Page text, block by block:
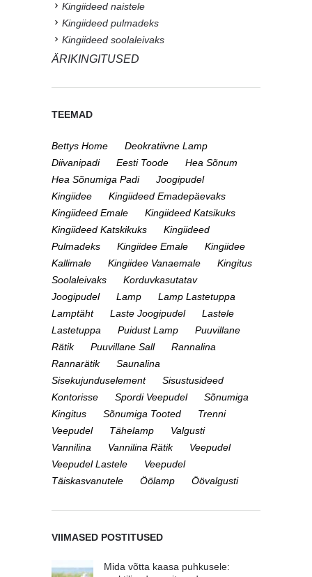
Kingiideed naistele
Kingiideed pulmadeks
Kingiideed soolaleivaks
ÄRIKINGITUSED
TEEMAD
Bettys Home
Deokratiivne Lamp
Diivanipadi
Eesti Toode
Hea Sõnum
Hea Sõnumiga Padi
Joogipudel
Kingiidee
Kingiideed Emadepäevaks
Kingiideed Emale
Kingiideed Katsikuks
Kingiideed Katskikuks
Kingiideed
Pulmadeks
Kingiidee Emale
Kingiidee
Kallimale
Kingiidee Vanaemale
Kingitus
Soolaleivaks
Korduvkasutatav
Joogipudel
Lamp
Lamp Lastetuppa
Lamptäht
Laste Joogipudel
Lastele
Lastetuppa
Puidust Lamp
Puuvillane
Rätik
Puuvillane Sall
Rannalina
Rannarätik
Saunalina
Sisekujunduselement
Sisustusideed
Kontorisse
Spordi Veepudel
Sõnumiga
Kingitus
Sõnumiga Tooted
Trenni
Veepudel
Tähelamp
Valgusti
Vannilina
Vannilina Rätik
Veepudel
Veepudel Lastele
Veepudel
Täiskasvanutele
Öölamp Öövalgusti
VIIMASED POSTITUSED
Mida võtta kaasa puhkusele: